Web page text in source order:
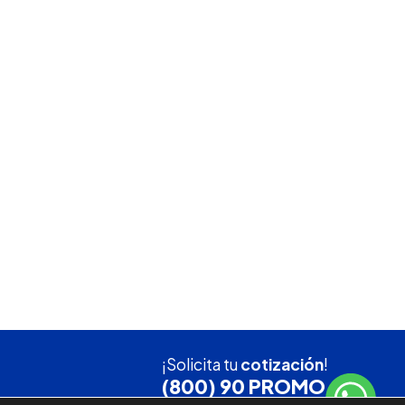
¡Solicita tucotización!
(800) 90 PROMO